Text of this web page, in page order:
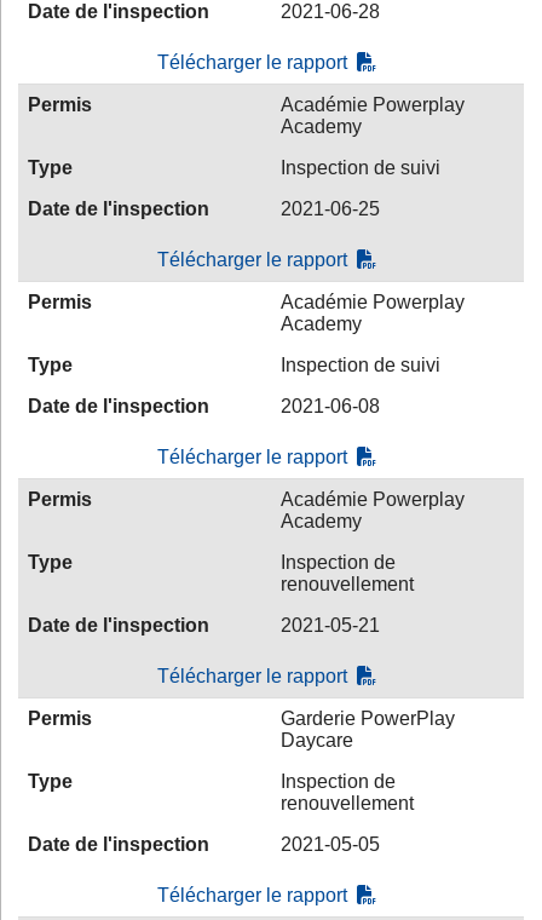
Date de l'inspection
2021-06-28
Télécharger le rapport
Permis
Académie Powerplay
Academy
Type
Inspection de suivi
Date de l'inspection
2021-06-25
Télécharger le rapport
Permis
Académie Powerplay
Academy
Type
Inspection de suivi
Date de l'inspection
2021-06-08
Télécharger le rapport
Permis
Académie Powerplay
Academy
Type
Inspection de
renouvellement
Date de l'inspection
2021-05-21
Télécharger le rapport
Permis
Garderie PowerPlay
Daycare
Type
Inspection de
renouvellement
Date de l'inspection
2021-05-05
Télécharger le rapport